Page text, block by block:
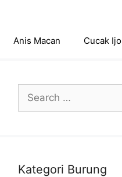
Anis Macan Cucak Ijo
Search
for:
Kategori Burung